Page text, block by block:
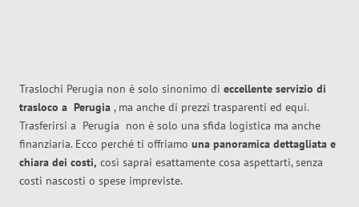
Traslochi Perugia non è solo sinonimo di eccellente servizio di
trasloco a Perugia , ma anche di prezzi trasparenti ed equi.
Trasferirsi a Perugia non è solo una sfida logistica ma anche
finanziaria. Ecco perché ti offriamo una panoramica dettagliata e
chiara dei costi, così saprai esattamente cosa aspettarti, senza
costi nascosti o spese impreviste.